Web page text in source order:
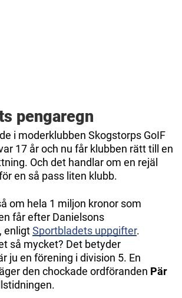
pengaregn
i moderklubben Skogstorps GoIF
17 år och nu får klubben rätt till en
Och det handlar om en rejäl
en så pass liten klubb.
om hela 1 miljon kronor som
får efter Danielsons
enligtSportbladets uppgifter.
så mycket? Det betyder
ju en förening i division 5. En
den chockade ordföranden Pär